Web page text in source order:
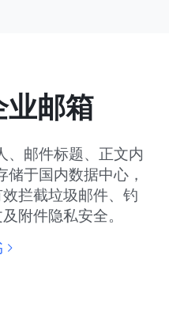
业邮箱
、邮件标题、正文内
储于国内数据中心，
拦截垃圾邮件、钓
附件隐私安全。